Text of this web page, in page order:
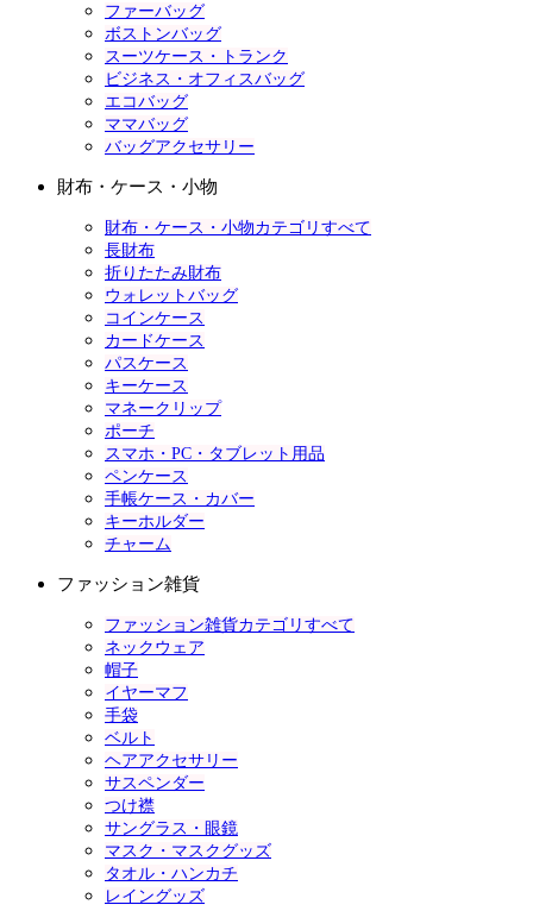
ファーバッグ
ボストンバッグ
スーツケース・トランク
ビジネス・オフィスバッグ
エコバッグ
ママバッグ
バッグアクセサリー
財布・ケース・小物
財布・ケース・小物カテゴリすべて
長財布
折りたたみ財布
ウォレットバッグ
コインケース
カードケース
パスケース
キーケース
マネークリップ
ポーチ
スマホ・PC・タブレット用品
ペンケース
手帳ケース・カバー
キーホルダー
チャーム
ファッション雑貨
ファッション雑貨カテゴリすべて
ネックウェア
帽子
イヤーマフ
手袋
ベルト
ヘアアクセサリー
サスペンダー
つけ襟
サングラス・眼鏡
マスク・マスクグッズ
タオル・ハンカチ
レイングッズ